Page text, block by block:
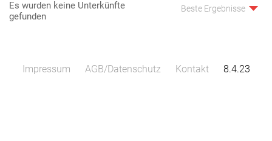
Es wurden keine Unterkünfte
gefunden
Beste Ergebnisse
Impressum AGB/Datenschutz Kontakt 8.4.23